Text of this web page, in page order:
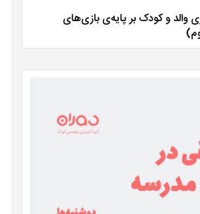
والد و کودک بر پایه‌ی بازی‌های